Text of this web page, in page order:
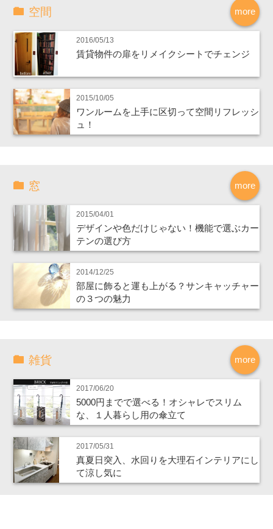
more
空間
2016/05/13
賃貸物件の扉をリメイクシートでチェンジ
2015/10/05
ワンルームを上手に区切って空間リフレッシ
ュ！
more
窓
2015/04/01
デザインや色だけじゃない！機能で選ぶカー
テンの選び方
2014/12/25
部屋に飾ると運も上がる？サンキャッチャー
の３つの魅力
more
雑貨
2017/06/20
5000円までで選べる！オシャレでスリム
な、１人暮らし用の傘立て
2017/05/31
真夏日突入、水回りを大理石インテリアにし
て涼し気に